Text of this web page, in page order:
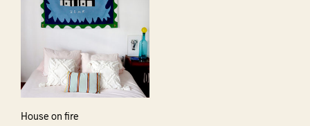
House on fire